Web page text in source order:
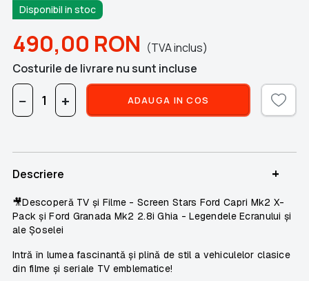
Disponibil in stoc
490,00 RON (TVA inclus)
Costurile de livrare nu sunt incluse
− + ADAUGA IN COS
Descriere +
🎥Descoperă TV și Filme - Screen Stars Ford Capri Mk2 X-
Pack și Ford Granada Mk2 2.8i Ghia - Legendele Ecranului și
ale Șoselei
Intră în lumea fascinantă și plină de stil a vehiculelor clasice
din filme și seriale TV emblematice!